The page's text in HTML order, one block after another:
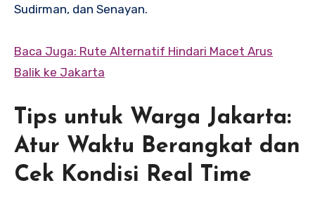
Sudirman, dan Senayan.
Baca Juga: Rute Alternatif Hindari Macet Arus
Balik ke Jakarta
Tips untuk Warga Jakarta:
Atur Waktu Berangkat dan
Cek Kondisi Real Time